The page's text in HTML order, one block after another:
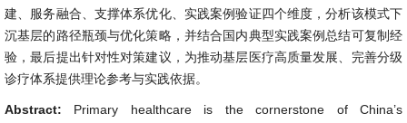
建、服务融合、支撑体系优化、实践案例验证四个维度，分析该模式下
沉基层的路径瓶颈与优化策略，并结合国内典型实践案例总结可复制经
验，最后提出针对性对策建议，为推动基层医疗高质量发展、完善分级
诊疗体系提供理论参考与实践依据。
Abstract: Primary healthcare is the cornerstone of China’s